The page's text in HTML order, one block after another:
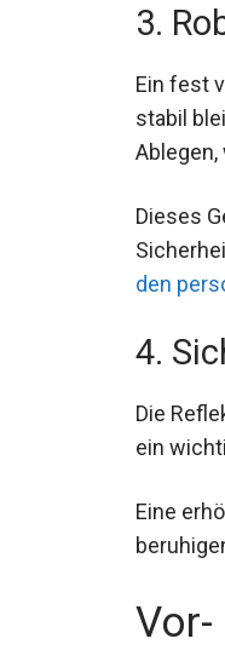
3.
Ein fest
stabil
Dieses
den
4.
Die
ein
Eine